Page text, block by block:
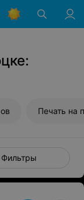
Печать на
Фильтры